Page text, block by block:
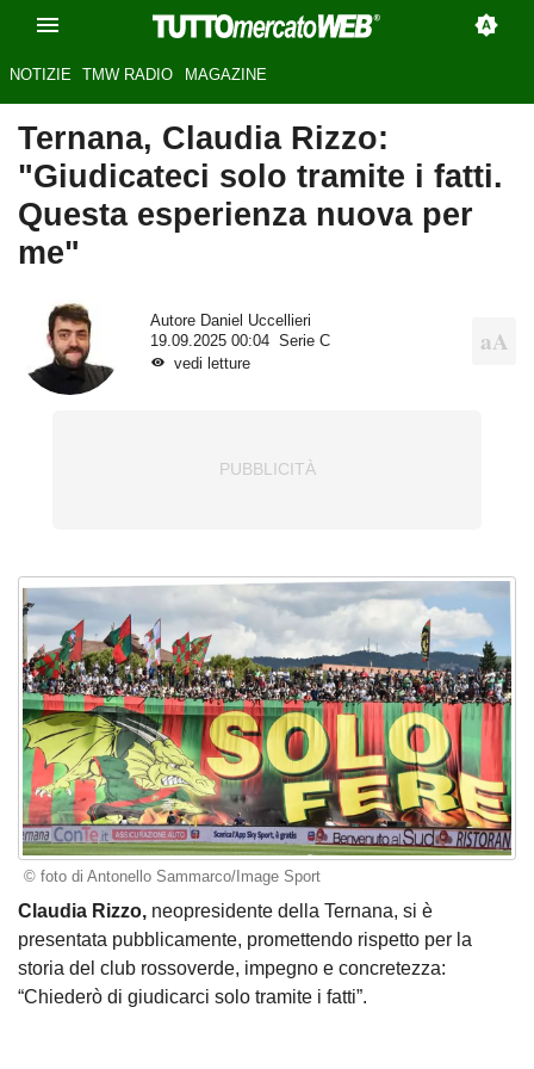
NOTIZIE TMW RADIO MAGAZINE
Ternana, Claudia Rizzo:
"Giudicateci solo tramite i fatti.
Questa esperienza nuova per
me"
Autore Daniel Uccellieri
19.09.2025 00:04
Serie C
vedi letture
© foto di Antonello Sammarco/Image Sport
Claudia Rizzo, neopresidente della Ternana, si è
presentata pubblicamente, promettendo rispetto per la
storia del club rossoverde, impegno e concretezza:
“Chiederò di giudicarci solo tramite i fatti”.